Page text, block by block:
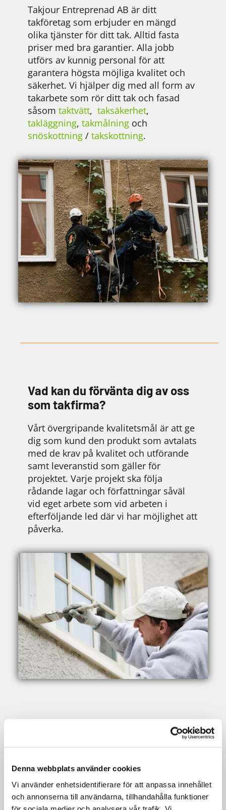
Denna webbplats använder cookies
Vi använder enhetsidentifierare för att anpassa innehållet
och annonserna till användarna, tillhandahålla funktioner
Takjour Entreprenad AB är ditt
takföretag som erbjuder en mängd
olika tjänster för ditt tak. Alltid fasta
priser med bra garantier. Alla jobb
utförs av kunnig personal för att
garantera högsta möjliga kvalitet och
säkerhet. Vi hjälper dig med all form av
takarbete som rör ditt tak och fasad
såsom taktvätt, taksäkerhet,
takläggning, takmålning och
snöskottning / takskottning.
Vad kan du förvänta dig av oss
som takfirma?
Vårt övergripande kvalitetsmål är att ge
dig som kund den produkt som avtalats
med de krav på kvalitet och utförande
samt leveranstid som gäller för
projektet. Varje projekt ska följa
rådande lagar och författningar såväl
vid eget arbete som vid arbeten i
efterföljande led där vi har möjlighet att
påverka.
Säkerhet
Som seriös takfirma arbetar Takjour
med säkerhetsprogram och utfärdar